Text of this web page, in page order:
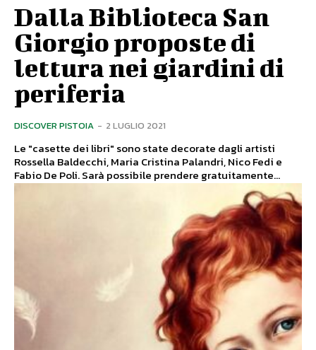
Dalla Biblioteca San
Giorgio proposte di
lettura nei giardini di
periferia
DISCOVER PISTOIA - 2 LUGLIO 2021
Le "casette dei libri" sono state decorate dagli artisti
Rossella Baldecchi, Maria Cristina Palandri, Nico Fedi e
Fabio De Poli. Sarà possibile prendere gratuitamente...